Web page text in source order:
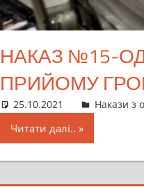
НАКАЗ №15-
ПРИЙОМУ
25.10.2021 director
Накази з
Читати далі..